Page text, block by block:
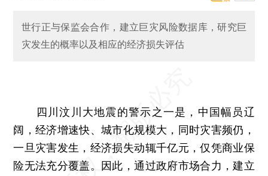
世行正与保监会合作，建立巨灾风险数据库，研究巨
灾发生的概率以及相应的经济损失评估
四川汶川大地震的警示之一是，中国幅员辽
阔，经济增速快、城市化规模大，同时灾害频仍，
一旦灾害发生，经济损失动辄千亿元，仅凭商业保
险无法充分覆盖。因此，通过政府市场合力，建立